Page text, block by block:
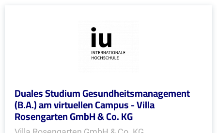
Duales Studium Gesundheitsmanagement
(B.A.) am virtuellen Campus - Villa
Rosengarten GmbH & Co. KG